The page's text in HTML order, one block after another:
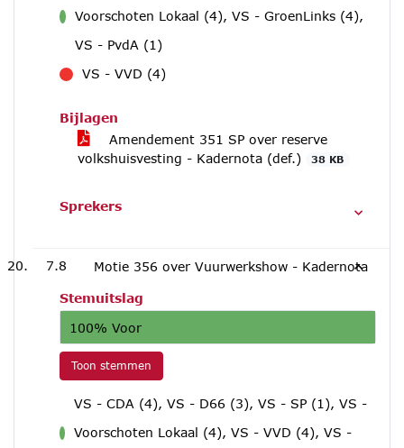
Voorschoten Lokaal (4), VS - GroenLinks (4),
VS - PvdA (1)
VS - VVD (4)
Bijlagen
Amendement 351 SP over reserve
volkshuisvesting - Kadernota (def.)
38 KB
Sprekers
7.8 Motie 356 over Vuurwerkshow - Kadernota
Stemuitslag
100% Voor
Toon stemmen
VS - CDA (4), VS - D66 (3), VS - SP (1), VS -
Voorschoten Lokaal (4), VS - VVD (4), VS -